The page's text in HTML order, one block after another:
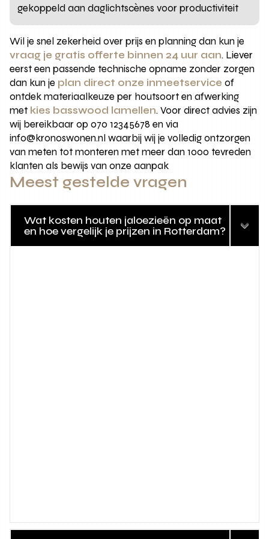
gekoppeld aan daglichtscènes voor productiviteit
Wil je snel zekerheid over prijs en planning dan kun je
vraag je gratis offerte binnen 24 uur aan. Liever
eerst een passende technische opname zonder zorgen
dan kun je plan direct onze inmeetservice of
ontdek materiaalkeuze per houtsoort en afwerking
met kies basswood lamellen. Voor direct advies zijn
wij bereikbaar op 070 12345678 en via
info@kronoswonen.nl waarbij wij je volledig ontzorgen
van meten tot monteren met meer dan 1000 tevreden
klanten als bewijs van onze aanpak
Meest gestelde vragen
Wat kosten houten jaloezieën op maat
en hoe vergelijk je prijzen in Rotterdam?